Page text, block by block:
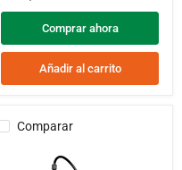
Comprar ahora
Añadir al carrito
Comparar